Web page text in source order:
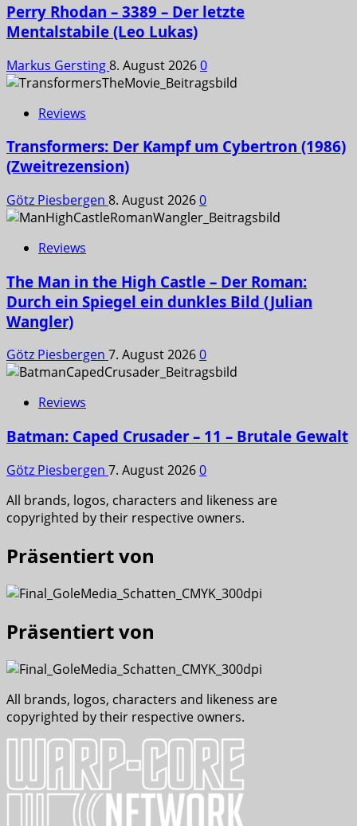
Perry Rhodan – 3389 – Der letzte
Mentalstabile (Leo Lukas)
Markus Gersting8. August 20260
Reviews
Transformers: Der Kampf um Cybertron (1986)
(Zweitrezension)
Götz Piesbergen 8. August 20260
Reviews
The Man in the High Castle – Der Roman:
Durch ein Spiegel ein dunkles Bild (Julian
Wangler)
Götz Piesbergen 7. August 20260
Reviews
Batman: Caped Crusader – 11 – Brutale Gewalt
Götz Piesbergen 7. August 20260
All brands, logos, characters and likeness are
copyrighted by their respective owners.
Präsentiert von
Präsentiert von
All brands, logos, characters and likeness are
copyrighted by their respective owners.